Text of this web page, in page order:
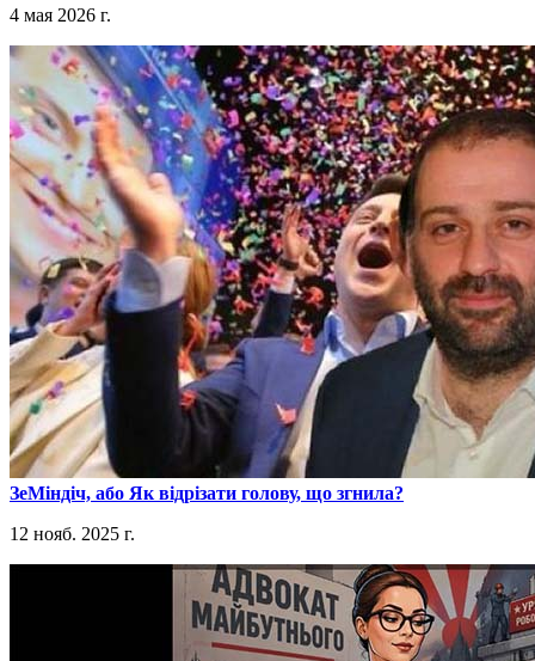
4 мая 2026 г.
​ЗеМіндіч, або Як відрізати голову, що згнила?
12 нояб. 2025 г.